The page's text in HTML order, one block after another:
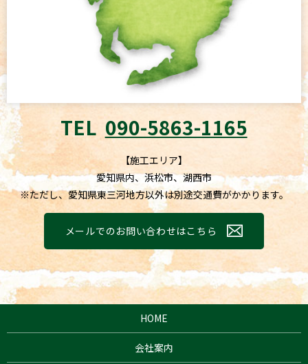
TEL 090-5863-1165
【施工エリア】
愛知県内、浜松市、湖西市
※ただし、愛知県東三河地方以外は別途交通費がかかります。
メールでのお問い合わせはこちら
HOME
会社案内